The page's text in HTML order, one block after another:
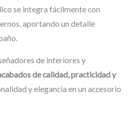
se integra fácilmente con
aportando un detalle
de interiores y
de calidad, practicidad y
y elegancia en un accesorio